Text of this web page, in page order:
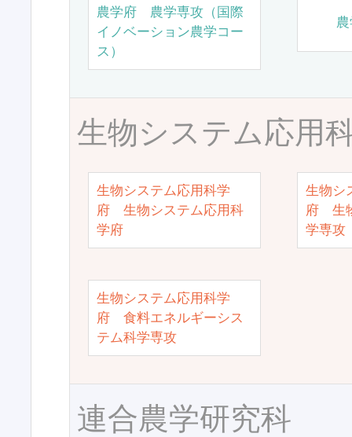
農学府 農学専攻（国際
イノベーション農学コー
ス）
生物システム応用
生物システム応用科学
府 生物システム応用科
学府
生物シ
府 生
学専攻
生物システム応用科学
府 食料エネルギーシス
テム科学専攻
連合農学研究科